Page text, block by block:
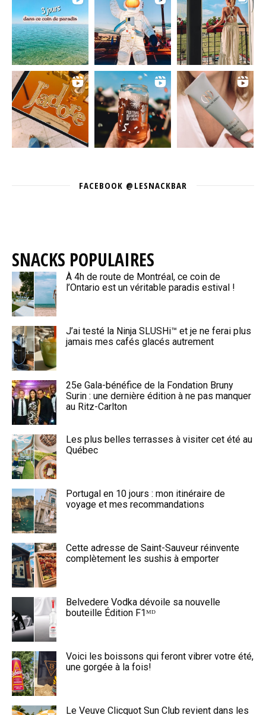
FACEBOOK @LESNACKBAR
SNACKS POPULAIRES
À 4h de route de Montréal, ce coin de
l’Ontario est un véritable paradis estival !
J’ai testé la Ninja SLUSHi™ et je ne ferai plus
jamais mes cafés glacés autrement
25e Gala-bénéfice de la Fondation Bruny
Surin : une dernière édition à ne pas manquer
au Ritz-Carlton
Les plus belles terrasses à visiter cet été au
Québec
Portugal en 10 jours : mon itinéraire de
voyage et mes recommandations
Cette adresse de Saint-Sauveur réinvente
complètement les sushis à emporter
Belvedere Vodka dévoile sa nouvelle
bouteille Édition F1ᴹᴰ
Voici les boissons qui feront vibrer votre été,
une gorgée à la fois!
Le Veuve Clicquot Sun Club revient dans les